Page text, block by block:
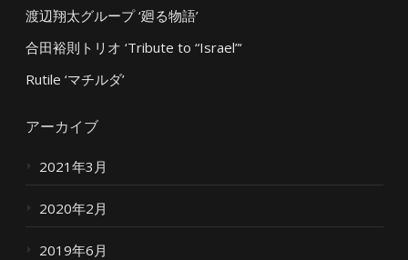
渡辺翔太グループ ‘廻る物語’
合田裕則トリオ ‘Tribute to “Israel”‘
Rutile ‘マチルダ’
アーカイブ
2021年3月
2020年2月
2019年6月